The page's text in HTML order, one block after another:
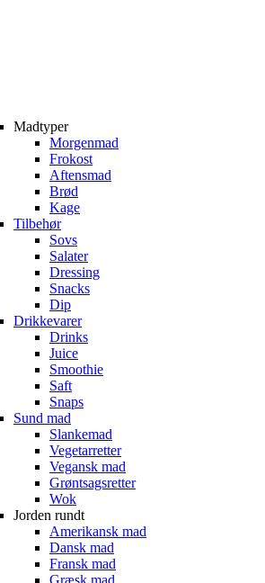
Madtyper
Morgenmad
Frokost
Aftensmad
Brød
Kage
Tilbehør
Sovs
Salater
Dressing
Snacks
Dip
Drikkevarer
Drinks
Juice
Smoothie
Saft
Snaps
Sund mad
Slankemad
Vegetarretter
Vegansk mad
Grøntsagsretter
Wok
Jorden rundt
Amerikansk mad
Dansk mad
Fransk mad
Græsk mad